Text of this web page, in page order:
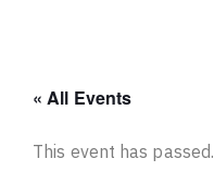
« All Events
This event has passed.